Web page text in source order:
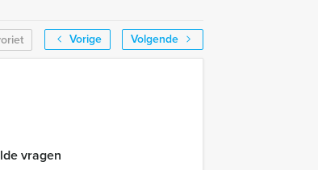
Vorige
Volgende
vragen